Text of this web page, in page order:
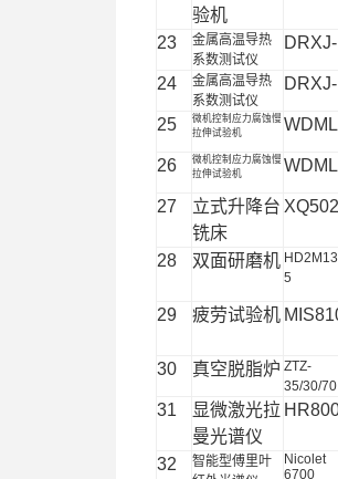
验机
23
金属高温导热
系数测试仪
24
金属高温导热
系数测试仪
25
微机控制应力腐蚀慢
拉伸试验机
26
微机控制应力腐蚀慢
拉伸试验机
27
立式升降台
铣床
28 双面研磨机
5
29 疲劳试验机
30 真空脱脂炉 ZTZ-
35/30/70
31
显微激光拉
曼光谱仪
32
智能型傅里叶
Nicolet
6700